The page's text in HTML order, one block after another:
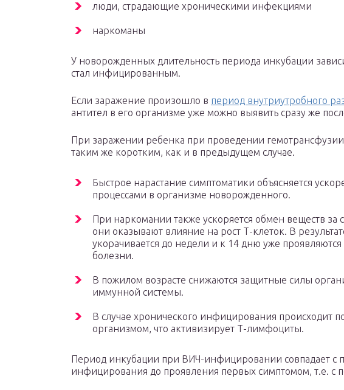
люди, страдающие хроническими инфекциями
наркоманы
У новорожденных длительность периода инкубации
стал инфицированным.
Если заражение произошло в период внутриутробного
антител в его организме уже можно выявить сразу же
При заражении ребенка при проведении
таким же коротким, как и в предыдущем случае.
Быстрое нарастание симптоматики объясняется
процессами в организме новорожденного.
При наркомании также ускоряется обмен веществ за
они оказывают влияние на рост Т-клеток. В
укорачивается до недели и к 14 дню уже
болезни.
В пожилом возрасте снижаются защитные силы
иммунной системы.
В случае хронического инфицирования происходит
организмом, что активизирует Т-лимфоциты.
Период инкубации при ВИЧ-инфицировании совпадает с
инфицирования до проявления первых симптомом, т.е. с